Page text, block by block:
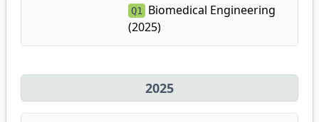
Q1 Biomedical Engineering
(2025)
2025